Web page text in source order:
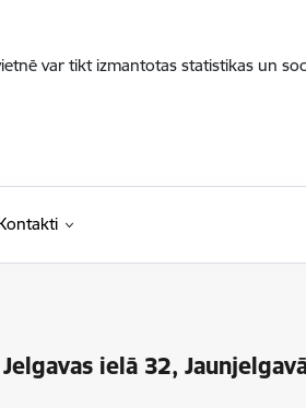
var tikt izmantotas statistikas un
ielā 32,